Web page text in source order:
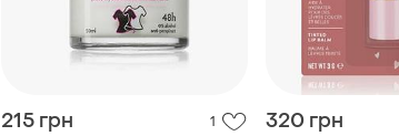
215 грн 1 320 грн